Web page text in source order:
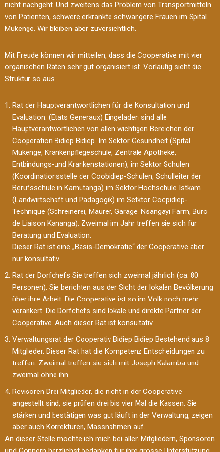
nicht nachgeht. Und zweitens das Problem von Transportmitteln
von Patienten, schwere erkrankte schwangere Frauen im Spital
Mukenge. Wir bleiben aber zuversichtlich.
Mit Freude können wir mitteilen, dass die Cooperative mit vier
organischen Räten sehr gut organisiert ist. Vorläufig sieht die
Struktur so aus:
Rat der Hauptverantwortlichen für die Konsultation und
Evaluation. (Etats Generaux) Eingeladen sind alle
Hauptverantwortlichen von allen wichtigen Bereichen der
Cooperation Bidiep Bidiep. Im Sektor Gesundheit (Spital
Mukenge, Krankenpflegeschule, Zentrale Apotheke,
Entbindungs-und Krankenstationen), im Sektor Schulen
(Koordinationsstelle der Coobidiep-Schulen, Schulleiter der
Berufsschule in Kamutanga) im Sektor Hochschule Istkam
(Landwirtschaft und Pädagogik) im Setktor Coopidiep-
Technique (Schreinerei, Maurer, Garage, Nsangayi Farm, Büro
de Liaison Kananga). Zweimal im Jahr treffen sie sich für
Beratung und Evaluation.
Dieser Rat ist eine „Basis-Demokratie“ der Cooperative aber
nur konsultativ.
Rat der Dorfchefs Sie treffen sich zweimal jährlich (ca. 80
Personen). Sie berichten aus der Sicht der lokalen Bevölkerung
über ihre Arbeit. Die Cooperative ist so im Volk noch mehr
verankert. Die Dorfchefs sind lokale und direkte Partner der
Cooperative. Auch dieser Rat ist konsultativ.
Verwaltungsrat der Cooperativ Bidiep Bidiep Bestehend aus 8
Mitglieder. Dieser Rat hat die Kompetenz Entscheidungen zu
treffen. Zweimal treffen sie sich mit Joseph Kalamba und
zweimal ohne ihn.
Revisoren Drei Mitglieder, die nicht in der Cooperative
angestellt sind, sie prüfen drei bis vier Mal die Kassen. Sie
stärken und bestätigen was gut läuft in der Verwaltung, zeigen
aber auch Korrekturen, Massnahmen auf.
An dieser Stelle möchte ich mich bei allen Mitgliedern, Sponsoren